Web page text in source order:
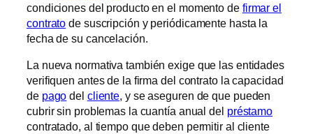
condiciones del producto en el momento de firmar el
contrato de suscripción y periódicamente hasta la
fecha de su cancelación.
La nueva normativa también exige que las entidades
verifiquen antes de la firma del contrato la capacidad
de pago del cliente, y se aseguren de que pueden
cubrir sin problemas la cuantía anual del préstamo
contratado, al tiempo que deben permitir al cliente